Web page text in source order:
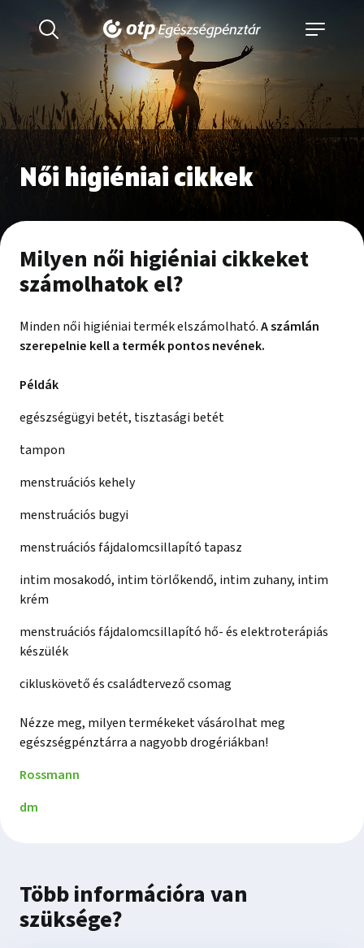
Női higiéniai cikkek
Milyen női higiéniai cikkeket
számolhatok el?
Minden női higiéniai termék elszámolható.A számlán
szerepelnie kell a termék pontos nevének.
Példák
egészségügyi betét, tisztasági betét
tampon
menstruációs kehely
menstruációs bugyi
menstruációs fájdalomcsillapító tapasz
intim mosakodó, intim törlőkendő, intim zuhany, intim
krém
menstruációs fájdalomcsillapító hő- és elektroterápiás
készülék
cikluskövető és családtervező csomag
Nézze meg, milyen termékeket vásárolhat meg
egészségpénztárra a nagyobb drogériákban!
Rossmann
dm
Több információra van
szüksége?